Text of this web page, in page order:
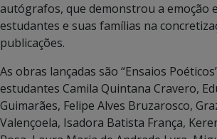
autógrafos, que demonstrou a emoção
estudantes e suas famílias na
publicações.
As obras lançadas são “Ensaios
estudantes Camila Quintana Cravero,
Guimarães, Felipe Alves Bruzarosco,
Valençoela, Isadora Batista França,